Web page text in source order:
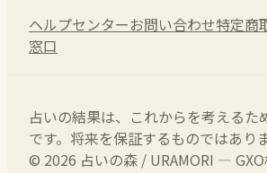
ヘルプセンターお問い合わせ特定商
窓口
占いの結果は、これからを考えるた
です。将来を保証するものではあり
© 2026 占いの森 / URAMORI —